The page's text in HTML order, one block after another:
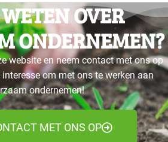
OVER
ONDERNEMEN?
website en neem contact met ons op
om met ons te werken aan
ondernemen!
MET ONS OP